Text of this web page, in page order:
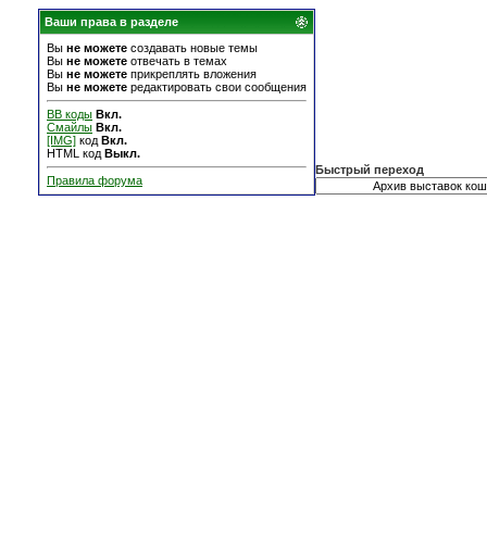
Ваши права в разделе
Вы не можете создавать новые темы
Вы не можете отвечать в темах
Вы не можете прикреплять вложения
Вы не можете редактировать свои сообщения
BB коды Вкл.
Смайлы Вкл.
[IMG] код Вкл.
HTML код Выкл.
Правила форума
Быстрый переход